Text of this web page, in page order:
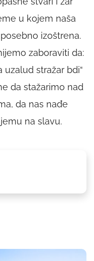
u kojem naša
izoštrena.
zaboraviti da:
uzalud stražar bdi“
da stažarimo nad
da nas nađe
na slavu.